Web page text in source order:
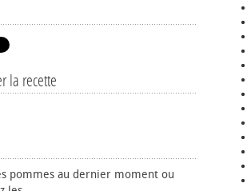
la recette
pommes au dernier moment ou